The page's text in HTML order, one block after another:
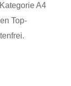
A4
Top-